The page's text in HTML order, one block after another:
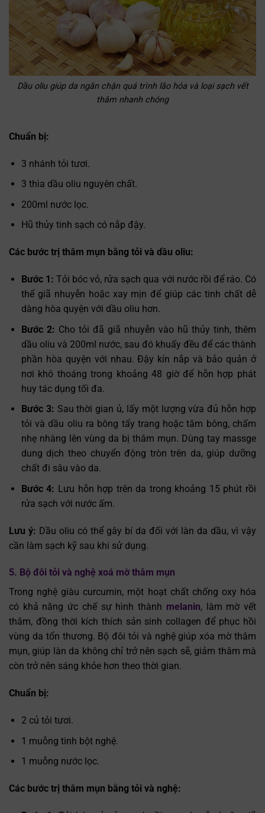
Dầu oliu giúp da ngăn chặn quá trình lão hóa và loại sạch vết
thâm nhanh chóng
Chuẩn bị:
3 nhánh tỏi tươi.
3 thìa dầu oliu nguyên chất.
200ml nước lọc.
Hũ thủy tinh sạch có nắp đậy.
Các bước trị thâm mụn bằng tỏi và dầu oliu:
Bước 1: Tỏi bóc vỏ, rửa sạch qua với nước rồi để ráo. Có
thể giã nhuyễn hoặc xay mịn để giúp các tinh chất dễ
dàng hòa quyện với dầu oliu hơn.
Bước 2: Cho tỏi đã giã nhuyễn vào hũ thủy tinh, thêm
dầu oliu và 200ml nước, sau đó khuấy đều để các thành
phần hòa quyện với nhau. Đậy kín nắp và bảo quản ở
nơi khô thoáng trong khoảng 48 giờ để hỗn hợp phát
huy tác dụng tối đa.
Bước 3: Sau thời gian ủ, lấy một lượng vừa đủ hỗn hợp
tỏi và dầu oliu ra bông tẩy trang hoặc tăm bông, chấm
nhẹ nhàng lên vùng da bị thâm mụn. Dùng tay massge
dung dịch theo chuyển động tròn trên da, giúp dưỡng
chất đi sâu vào da.
Bước 4: Lưu hỗn hợp trên da trong khoảng 15 phút rồi
rửa sạch với nước ấm.
Lưu ý: Dầu oliu có thể gây bí da đối với làn da dầu, vì vậy
cần làm sạch kỹ sau khi sử dụng.
5. Bộ đôi tỏi và nghệ xoá mờ thâm mụn
Trong nghệ giàu curcumin, một hoạt chất chống oxy hóa
có khả năng ức chế sự hình thành melanin, làm mờ vết
thâm, đồng thời kích thích sản sinh collagen để phục hồi
vùng da tổn thương. Bộ đôi tỏi và nghệ giúp xóa mờ thâm
mụn, giúp làn da không chỉ trở nên sạch sẽ, giảm thâm mà
còn trở nên sáng khỏe hơn theo thời gian.
Chuẩn bị:
2 củ tỏi tươi.
1 muỗng tinh bột nghệ.
1 muỗng nước lọc.
Các bước trị thâm mụn bằng tỏi và nghệ:
Trò chuyện cùng